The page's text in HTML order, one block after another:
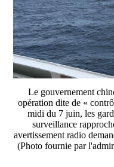
Le gouvernement
opération dite de «
midi du 7 juin, les
surveillance
avertissement radio
(Photo fournie par